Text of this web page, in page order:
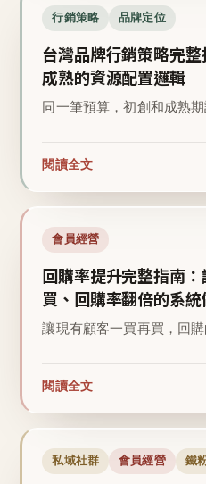
行銷策略 品牌定位
台灣品牌行銷策略完整
成熟的資源配置邏輯
同一筆預算，初創和成熟期
閱讀全文
會員經營
回購率提升完整指南
買、回購率翻倍的系統
讓現有顧客一買再買，回購
閱讀全文
私域社群 會員經營 鐵